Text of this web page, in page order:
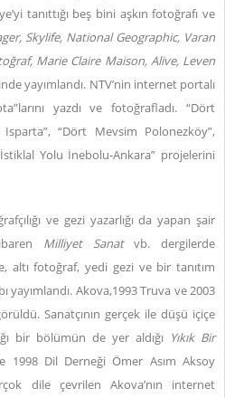
tanıttığı beş bini aşkın fotoğrafı ve
Skylife, National Geographic, Varan
Marie Claire Maison, Alive, Leven
yayımlandı. NTV’nin internet portalı
yazdı ve fotoğrafladı. “Dört
“Dört Mevsim Polonezköy”,
Yolu İnebolu-Ankara” projelerini
ve gezi yazarlığı da yapan şair
Milliyet Sanatvb. dergilerde
altı fotoğraf, yedi gezi ve bir tanıtım
yayımlandı. Akova,1993 Truva ve 2003
Sanatçının gerçek ile düşü içiçe
bir bölümün de yer aldığı Yıkık Bir
1998 Dil Derneği Ömer Asım Aksoy
dile çevrilen Akova’nın internet